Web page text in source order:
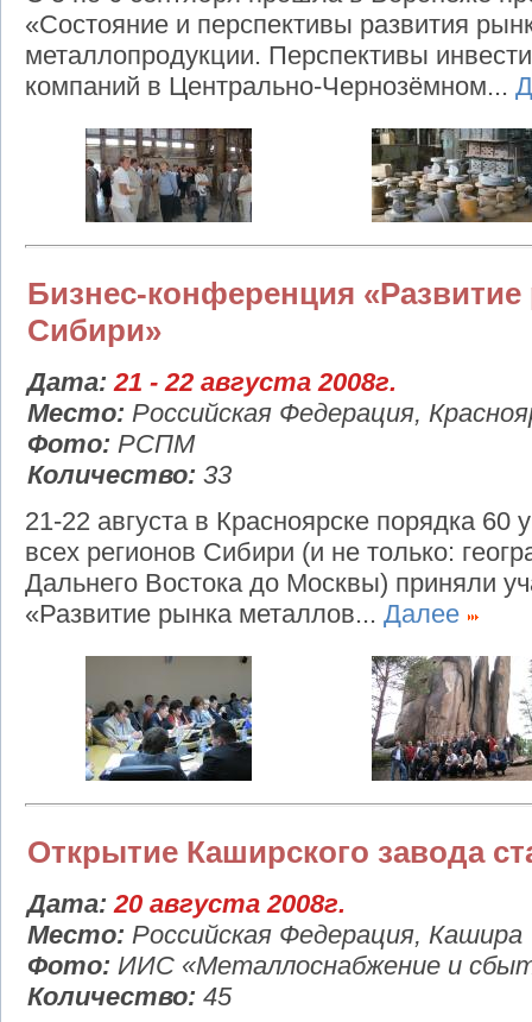
«Состояние и перспективы развития
металлопродукции. Перспективы
компаний в Центрально-Чернозёмном...
Бизнес-конференция
Сибири»
Дата: 21 - 22 августа 2008г.
Место: Российская Федерация,
Фото: РСПМ
Количество: 33
21-22 августа в Красноярске порядка 60
всех регионов Сибири (и не только:
Дальнего Востока до Москвы) приняли
«Развитие рынка металлов... Далее
Открытие Каширского завода
Дата: 20 августа 2008г.
Место: Российская Федерация, Кашира
Фото: ИИС «Металлоснабжение и
Количество: 45